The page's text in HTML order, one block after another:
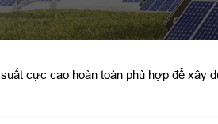
cực cao hoàn toàn phù hợp để xây